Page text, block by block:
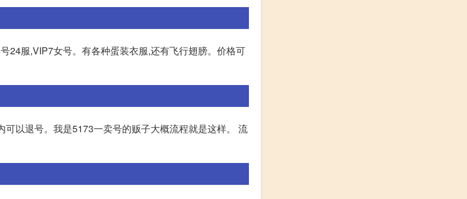
24服,VIP7女号。有各种蛋装衣服,还有飞行翅膀。价格可
以退号。我是5173一卖号的贩子大概流程就是这样。 流